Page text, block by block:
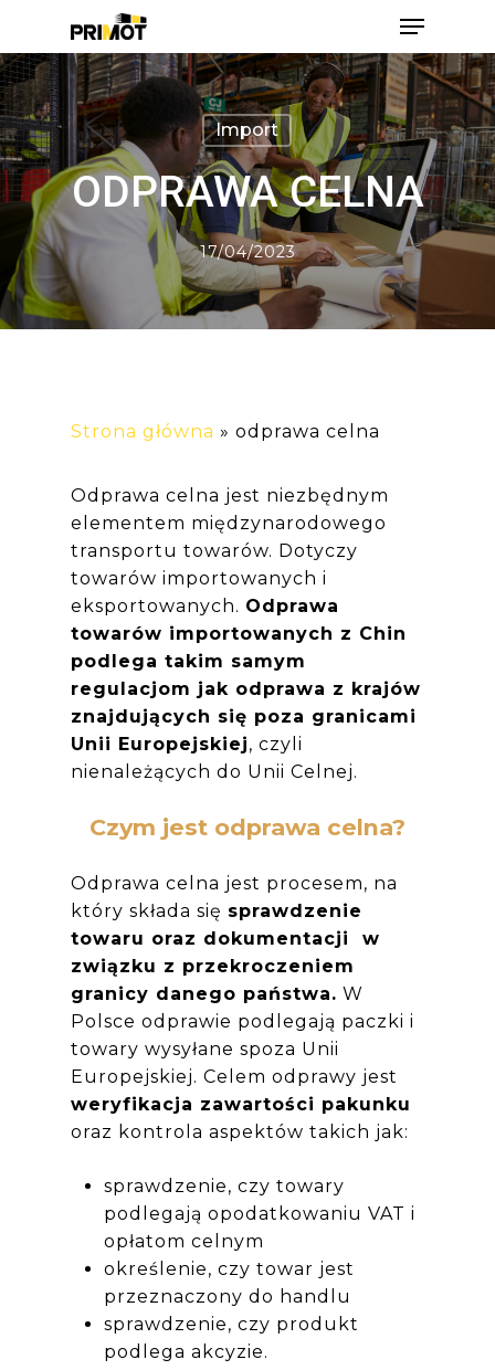
main
content
Menu
Import
ODPRAWA CELNA
17/04/2023
Strona główna » odprawa celna
Odprawa celna jest niezbędnym
elementem międzynarodowego
transportu towarów. Dotyczy
towarów importowanych i
eksportowanych. Odprawa
towarów importowanych z Chin
podlega takim samym
regulacjom jak odprawa z krajów
znajdujących się poza granicami
Unii Europejskiej, czyli
nienależących do Unii Celnej.
Czym jest odprawa celna?
Odprawa celna jest procesem, na
który składa się sprawdzenie
towaru oraz dokumentacji w
związku z przekroczeniem
granicy danego państwa. W
Polsce odprawie podlegają paczki i
towary wysyłane spoza Unii
Europejskiej. Celem odprawy jest
weryfikacja zawartości pakunku
oraz kontrola aspektów takich jak:
sprawdzenie, czy towary
podlegają opodatkowaniu VAT i
opłatom celnym
określenie, czy towar jest
przeznaczony do handlu
sprawdzenie, czy produkt
podlega akcyzie.
Close
Menu